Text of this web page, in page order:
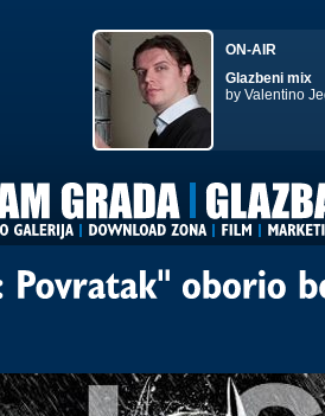
ON-AIR
Glazbeni mix
by Valentino